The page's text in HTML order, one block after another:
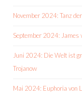
November 2024: Tanz
September 2024: James
Juni 2024: Die Welt ist
Trojanow
Mai 2024: Euphoria von